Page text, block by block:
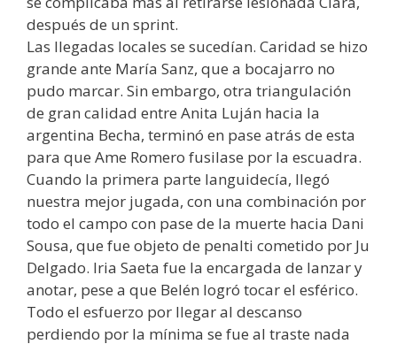
después de un sprint.
Las llegadas locales se sucedían. Caridad se hizo
grande ante María Sanz, que a bocajarro no
pudo marcar. Sin embargo, otra triangulación
de gran calidad entre Anita Luján hacia la
argentina Becha, terminó en pase atrás de esta
para que Ame Romero fusilase por la escuadra.
Cuando la primera parte languidecía, llegó
nuestra mejor jugada, con una combinación por
todo el campo con pase de la muerte hacia Dani
Sousa, que fue objeto de penalti cometido por Ju
Delgado. Iria Saeta fue la encargada de lanzar y
anotar, pese a que Belén logró tocar el esférico.
Todo el esfuerzo por llegar al descanso
perdiendo por la mínima se fue al traste nada